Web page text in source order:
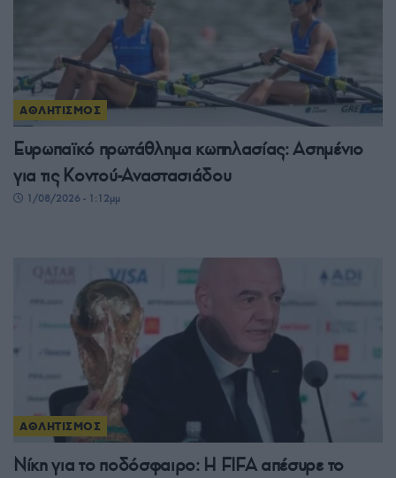
ΑΘΛΗΤΙΣΜΟΣ
Ευρωπαϊκό πρωτάθλημα κωπηλασίας: Ασημένιο
για τις Κοντού-Αναστασιάδου
1/08/2026 - 1:12μμ
ΑΘΛΗΤΙΣΜΟΣ
Νίκη για το ποδόσφαιρο: Η FIFA απέσυρε το